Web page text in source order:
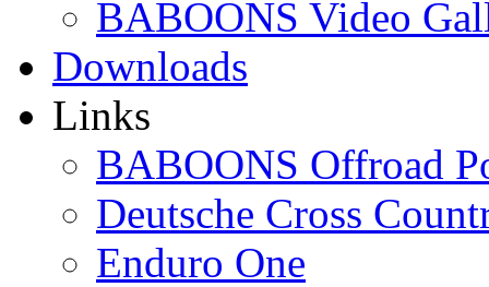
BABOONS Video
Downloads
Links
BABOONS Offroad
Deutsche Cross
Enduro One